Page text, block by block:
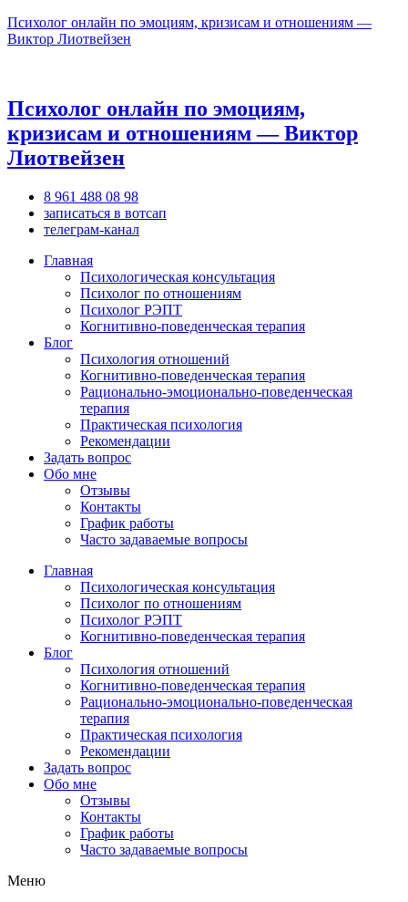
Психолог онлайн по эмоциям, кризисам и отношениям —
Виктор Лиотвейзен
Психолог онлайн по эмоциям,
кризисам и отношениям — Виктор
Лиотвейзен
8 961 488 08 98
записаться в вотсап
телеграм-канал
Главная
Психологическая консультация
Психолог по отношениям
Психолог РЭПТ
Когнитивно-поведенческая терапия
Блог
Психология отношений
Когнитивно-поведенческая терапия
Рационально-эмоционально-поведенческая
терапия
Практическая психология
Рекомендации
Задать вопрос
Обо мне
Отзывы
Контакты
График работы
Часто задаваемые вопросы
Главная
Психологическая консультация
Психолог по отношениям
Психолог РЭПТ
Когнитивно-поведенческая терапия
Блог
Психология отношений
Когнитивно-поведенческая терапия
Рационально-эмоционально-поведенческая
терапия
Практическая психология
Рекомендации
Задать вопрос
Обо мне
Отзывы
Контакты
График работы
Часто задаваемые вопросы
Меню